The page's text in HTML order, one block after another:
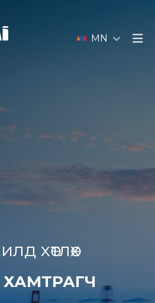
MN
хөтлөх